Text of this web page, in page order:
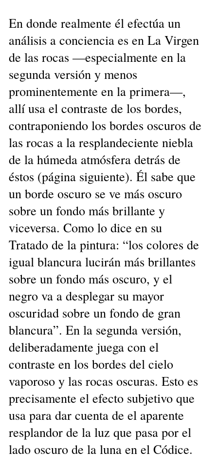
En donde realmente él efectúa un
análisis a conciencia es en La Virgen
de las rocas —especialmente en la
segunda versión y menos
prominentemente en la primera—,
allí usa el contraste de los bordes,
contraponiendo los bordes oscuros de
las rocas a la resplandeciente niebla
de la húmeda atmósfera detrás de
éstos (página siguiente). Él sabe que
un borde oscuro se ve más oscuro
sobre un fondo más brillante y
viceversa. Como lo dice en su
Tratado de la pintura: “los colores de
igual blancura lucirán más brillantes
sobre un fondo más oscuro, y el
negro va a desplegar su mayor
oscuridad sobre un fondo de gran
blancura”. En la segunda versión,
deliberadamente juega con el
contraste en los bordes del cielo
vaporoso y las rocas oscuras. Esto es
precisamente el efecto subjetivo que
usa para dar cuenta de el aparente
resplandor de la luz que pasa por el
lado oscuro de la luna en el Códice.